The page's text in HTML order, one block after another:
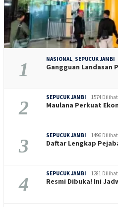
1 NASIONAL SEPUCUK JAMBI
Gangguan Landasan
2 SEPUCUK JAMBI 1574 Dilihat
Maulana Perkuat
3 SEPUCUK JAMBI 1496 Dilihat
Daftar Lengkap
4 SEPUCUK JAMBI 1281 Dilihat
Resmi Dibuka! Ini